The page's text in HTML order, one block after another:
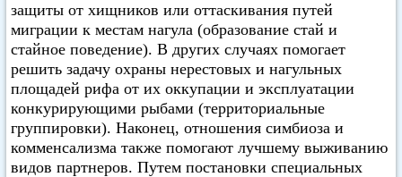
защиты от хищников или оттаскивания путей
миграции к местам нагула (образование стай и
стайное поведение). В других случаях помогает
решить задачу охраны нерестовых и нагульных
площадей рифа от их оккупации и эксплуатации
конкурирующими рыбами (территориальные
группировки). Наконец, отношения симбиоза и
комменсализма также помогают лучшему выживанию
видов партнеров. Путем постановки специальных